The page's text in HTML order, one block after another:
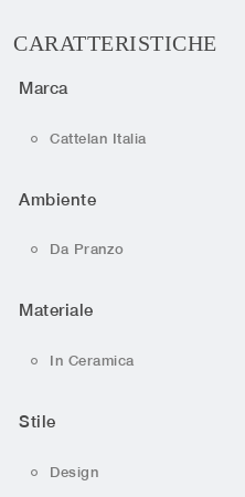
CARATTERISTICHE
Marca
Cattelan Italia
Ambiente
Da Pranzo
Materiale
In Ceramica
Stile
Design